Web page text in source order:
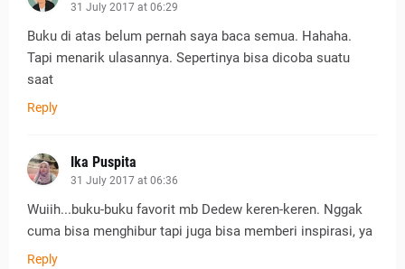
31 July 2017 at 06:29
Buku di atas belum pernah saya baca semua. Hahaha.
Tapi menarik ulasannya. Sepertinya bisa dicoba suatu
saat
Reply
Ika Puspita
31 July 2017 at 06:36
Wuiih...buku-buku favorit mb Dedew keren-keren. Nggak
cuma bisa menghibur tapi juga bisa memberi inspirasi, ya
Reply